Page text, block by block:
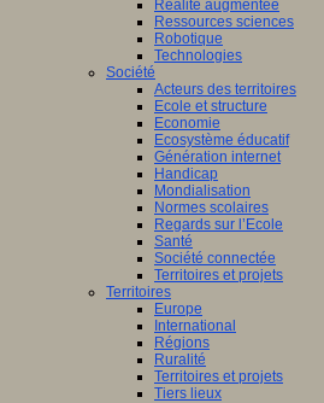
Réalité augmentée
Ressources sciences
Robotique
Technologies
Société
Acteurs des territoires
Ecole et structure
Economie
Ecosystème éducatif
Génération internet
Handicap
Mondialisation
Normes scolaires
Regards sur l’Ecole
Santé
Société connectée
Territoires et projets
Territoires
Europe
International
Régions
Ruralité
Territoires et projets
Tiers lieux